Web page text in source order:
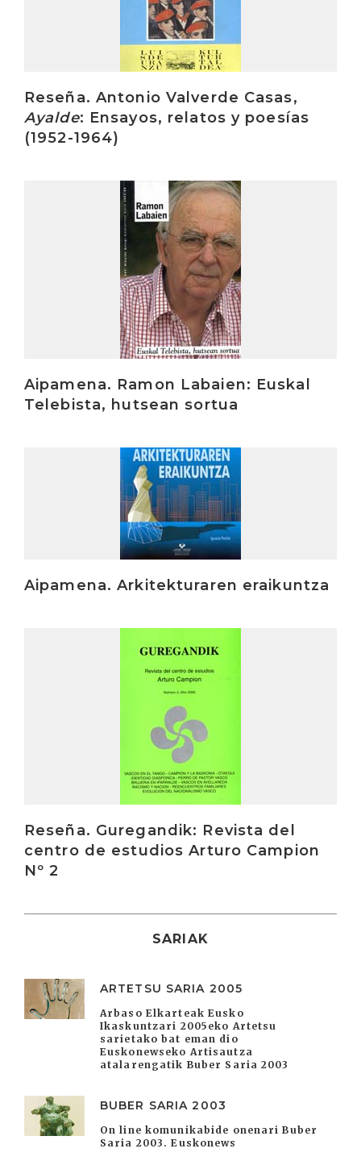
Reseña. Antonio Valverde Casas,
Ayalde: Ensayos, relatos y poesías
(1952-1964)
Aipamena. Ramon Labaien: Euskal
Telebista, hutsean sortua
Aipamena. Arkitekturaren eraikuntza
Reseña. Guregandik: Revista del
centro de estudios Arturo Campion
Nº 2
SARIAK
ARTETSU SARIA 2005
Arbaso Elkarteak Eusko
Ikaskuntzari 2005eko Artetsu
sarietako bat eman dio
Euskonewseko Artisautza
atalarengatik Buber Saria 2003
BUBER SARIA 2003
On line komunikabide onenari Buber
Saria 2003. Euskonews